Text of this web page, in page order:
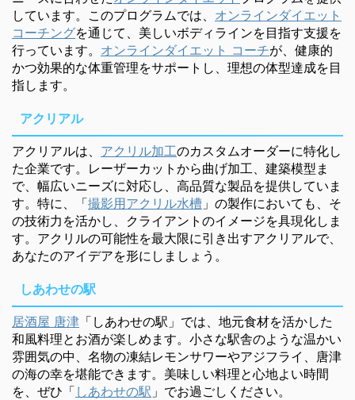
しています。このプログラムでは、 オンラインダイエット
コーチングを通じて、美しいボディラインを目指す支援を
行っています。 オンラインダイエット コーチが、健康的
かつ効果的な体重管理をサポートし、理想の体型達成を目
指します。
アクリアル
アクリアルは、 アクリル加工のカスタムオーダーに特化し
た企業です。レーザーカットから曲げ加工、建築模型ま
で、幅広いニーズに対応し、高品質な製品を提供していま
す。特に、「撮影用アクリル水槽 」の製作においても、そ
の技術力を活かし、クライアントのイメージを具現化しま
す。アクリルの可能性を最大限に引き出すアクリアルで、
あなたのアイデアを形にしましょう。
しあわせの駅
居酒屋 唐津 「しあわせの駅」では、地元食材を活かした
和風料理とお酒が楽しめます。小さな駅舎のような温かい
雰囲気の中、名物の凍結レモンサワーやアジフライ、唐津
の海の幸を堪能できます。美味しい料理と心地よい時間
を、ぜひ「 しあわせの駅 」でお過ごしください。